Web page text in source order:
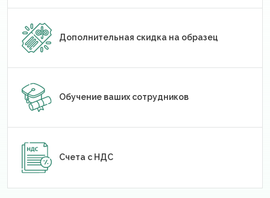
Дополнительная скидка на образец
Обучение ваших сотрудников
Счета с НДС